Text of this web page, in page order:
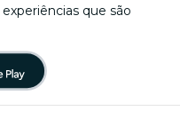
que são